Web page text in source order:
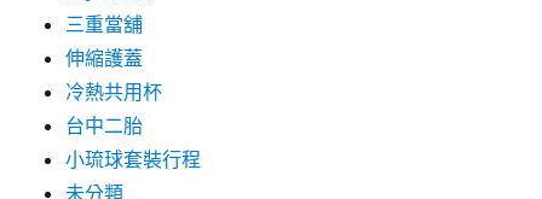
三重當舖
伸縮護蓋
冷熱共用杯
台中二胎
小琉球套裝行程
未分類